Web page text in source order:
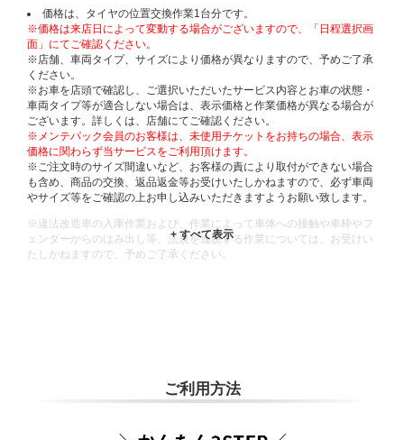
価格は、タイヤの位置交換作業1台分です。
※価格は来店日によって変動する場合がございますので、「日程選択画
面」にてご確認ください。
※店舗、車両タイプ、サイズにより価格が異なりますので、予めご了承
ください。
※お車を店頭で確認し、ご選択いただいたサービス内容とお車の状態・
車両タイプ等が適合しない場合は、表示価格と作業価格が異なる場合が
ございます。詳しくは、店舗にてご確認ください。
※メンテパック会員のお客様は、未使用チケットをお持ちの場合、表示
価格に関わらず当サービスをご利用頂けます。
※ご注文時のサイズ間違いなど、お客様の責により取付ができない場合
も含め、商品の交換、返品返金等お受けいたしかねますので、必ず車両
やサイズ等をご確認の上お申し込みいただきますようお願い致します。
※違法改造車の入庫作業および、作業によって車体への接触や車枠やフ
ェンダーからのはみ出し等、法規を逸脱する作業については、お受けい
たしかねますので、予めご了承ください。
ご利用方法